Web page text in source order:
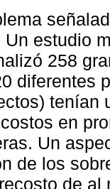
estudio
258
diferentes
tenían
en
Un
de los
de